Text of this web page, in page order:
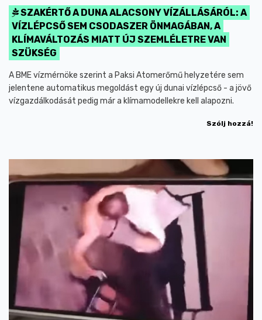
SZAKÉRTŐ A DUNA ALACSONY VÍZÁLLÁSÁRÓL: A
VÍZLÉPCSŐ SEM CSODASZER ÖNMAGÁBAN, A
KLÍMAVÁLTOZÁS MIATT ÚJ SZEMLÉLETRE VAN
SZÜKSÉG
A BME vízmérnöke szerint a Paksi Atomerőmű helyzetére sem
jelentene automatikus megoldást egy új dunai vízlépcső - a jövő
vízgazdálkodását pedig már a klímamodellekre kell alapozni.
Szólj hozzá!